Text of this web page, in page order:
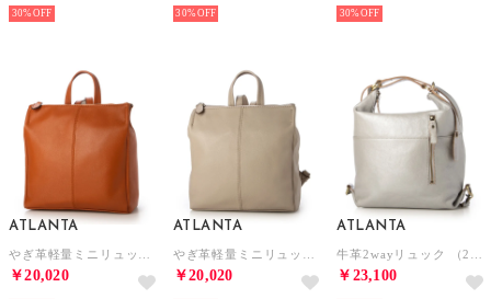
30% 30% 30%
ATLANTA
￥20,020
ATLANTA
￥20,020
ATLANTA
￥23,100